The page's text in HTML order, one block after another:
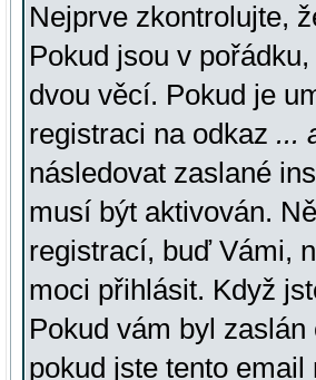
Nejprve zkontrolujte,
Pokud jsou v
dvou věcí. Pokud je
registraci na odkaz ...
následovat zaslané
musí být aktivován.
registrací, buď Vámi,
moci přihlásit. Když
Pokud vám byl
pokud jste tento